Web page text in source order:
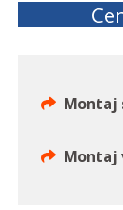
Montaj
Montaj